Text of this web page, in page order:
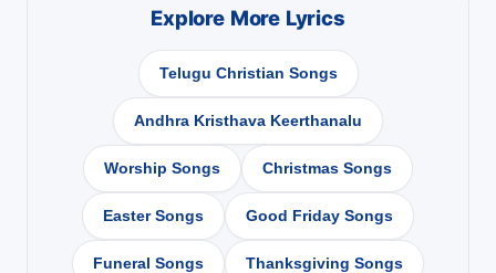
Explore More Lyrics
Telugu Christian Songs
Andhra Kristhava Keerthanalu
Worship Songs Christmas Songs
Easter Songs Good Friday Songs
Funeral Songs Thanksgiving Songs